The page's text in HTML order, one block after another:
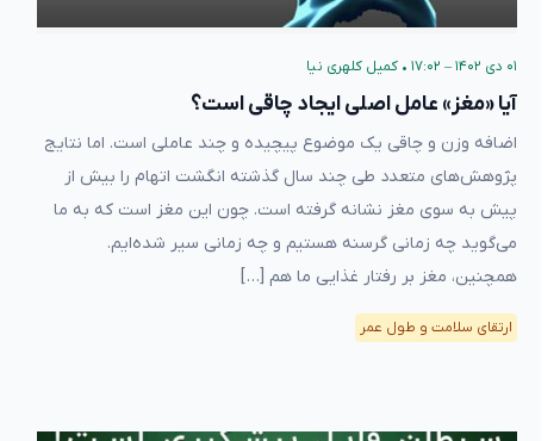
۰۱ دی ۱۴۰۲ – ۱۷:۰۲ • کمیل کلهری نیا
آیا «مغز» عامل اصلی ایجاد چاقی است؟
اضافه وزن و چاقی یک موضوع پیچیده و چند عاملی است. اما نتایج
پژوهش‌های متعدد طی چند سال گذشته انگشت اتهام را بیش از
پیش به سوی مغز نشانه گرفته است. چون این مغز است که به ما
می‌گوید چه زمانی گرسنه هستیم و چه زمانی سیر شده‌ایم.
همچنین، مغز بر رفتار غذایی ما هم […]
ارتقای سلامت و طول عمر